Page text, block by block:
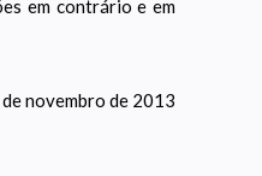
em contrário e em
novembro de 2013